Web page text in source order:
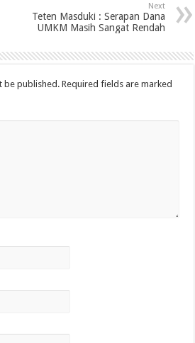
Next
Teten Masduki : Serapan Dana
UMKM Masih Sangat Rendah
be published. Required fields are marked